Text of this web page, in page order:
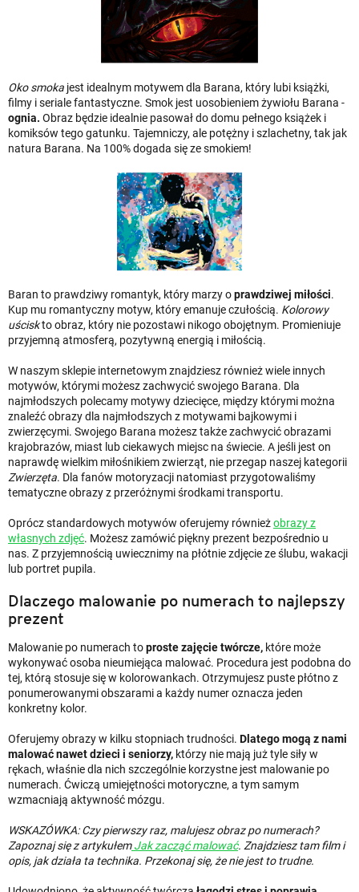
Oko smoka jest idealnym motywem dla Barana, który lubi książki,
filmy i seriale fantastyczne. Smok jest uosobieniem żywiołu Barana -
ognia. Obraz będzie idealnie pasował do domu pełnego książek i
komiksów tego gatunku. Tajemniczy, ale potężny i szlachetny, tak jak
natura Barana. Na 100% dogada się ze smokiem!
Baran to prawdziwy romantyk, który marzy oprawdziwej miłości.
Kup mu romantyczny motyw, który emanuje czułością. Kolorowy
uściskto obraz, który nie pozostawi nikogo obojętnym. Promieniuje
przyjemną atmosferą, pozytywną energią i miłością.
W naszym sklepie internetowym znajdziesz również wiele innych
motywów, którymi możesz zachwycić swojego Barana. Dla
najmłodszych polecamy motywy dziecięce, między którymi można
znaleźć obrazy dla najmłodszych z motywami bajkowymi i
zwierzęcymi. Swojego Barana możesz także zachwycić obrazami
krajobrazów, miast lub ciekawych miejsc na świecie. A jeśli jest on
naprawdę wielkim miłośnikiem zwierząt, nie przegap naszej kategorii
Zwierzęta. Dla fanów motoryzacji natomiast przygotowaliśmy
tematyczne obrazy z przeróżnymi środkami transportu.
Oprócz standardowych motywów oferujemy równieżobrazy z
własnych zdjęć. Możesz zamówić piękny prezent bezpośrednio u
nas. Z przyjemnością uwiecznimy na płótnie zdjęcie ze ślubu, wakacji
lub portret pupila.
Dlaczego malowanie po numerach to najlepszy
prezent
Malowanie po numerach toproste zajęcie twórcze, które może
wykonywać osoba nieumiejąca malować. Procedura jest podobna do
tej, którą stosuje się w kolorowankach. Otrzymujesz puste płótno z
ponumerowanymi obszarami a każdy numer oznacza jeden
konkretny kolor.
Oferujemy obrazy w kilku stopniach trudności. Dlatego mogą z nami
malować nawet dzieci i seniorzy, którzy nie mają już tyle siły w
rękach, właśnie dla nich szczególnie korzystne jest malowanie po
numerach. Ćwiczą umiejętności motoryczne, a tym samym
wzmacniają aktywność mózgu.
WSKAZÓWKA: Czy pierwszy raz, malujesz obraz po numerach?
Zapoznaj się z artykułemJak zacząć malować. Znajdziesz tam film i
opis, jak działa ta technika. Przekonaj się, że nie jest to trudne.